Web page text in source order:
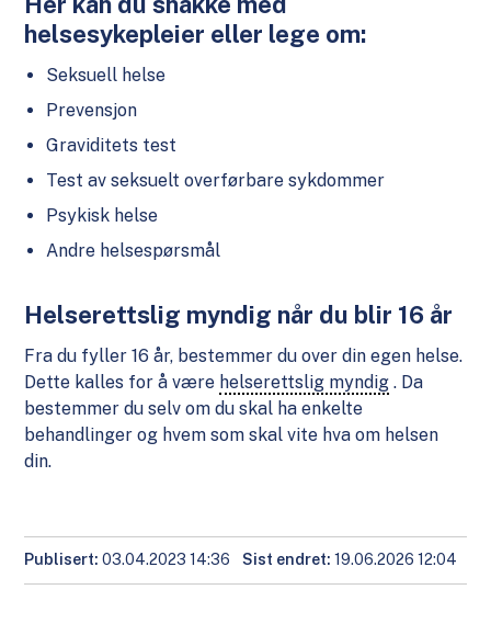
helsesykepleier eller lege om:
Seksuell helse
Prevensjon
Graviditets test
Test av seksuelt overførbare sykdommer
Psykisk helse
Andre helsespørsmål
Helserettslig myndig når du blir 16 år
Fra du fyller 16 år, bestemmer du over din egen helse.
Dette kalles for å være helserettslig myndig . Da
bestemmer du selv om du skal ha enkelte
behandlinger og hvem som skal vite hva om helsen
din.
Publisert 03.04.2023 14:36 Sist endret 19.06.2026 12:04